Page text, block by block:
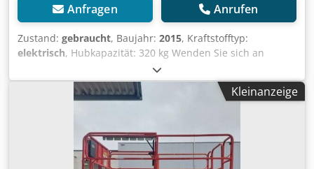
Anfragen Anrufen
Zustand: gebraucht, Baujahr: 2015, Kraftstofftyp:
elektrisch, Hubkapazität: 320 kg Wenden Sie sich an
Gebrauchtgeräte Center, um weitere Informationen zu
erhalten. Chodpfx Aajzfkugo Eoa DE01
Kleinanzeige